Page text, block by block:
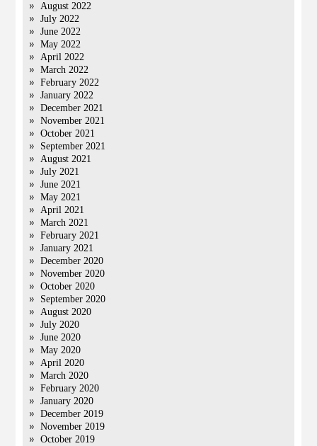
August 2022
July 2022
June 2022
May 2022
April 2022
March 2022
February 2022
January 2022
December 2021
November 2021
October 2021
September 2021
August 2021
July 2021
June 2021
May 2021
April 2021
March 2021
February 2021
January 2021
December 2020
November 2020
October 2020
September 2020
August 2020
July 2020
June 2020
May 2020
April 2020
March 2020
February 2020
January 2020
December 2019
November 2019
October 2019